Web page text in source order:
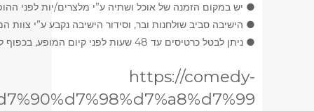
● יש במקום הזמנה של אוכל ושתיה ע”י מלצרים/יות לפני
● הישיבה סביב שולחנות ובר, וסידור הישיבה נקבע ע”י צוות
● ניתן לבטל כרטיסים עד 48 שעות לפני קיום המופע, בכפוף לדמי ביטול בסך 5 ₪ לכרטיס. לאחר מועד זה לא יהיו ביטולים.
https://comedy-